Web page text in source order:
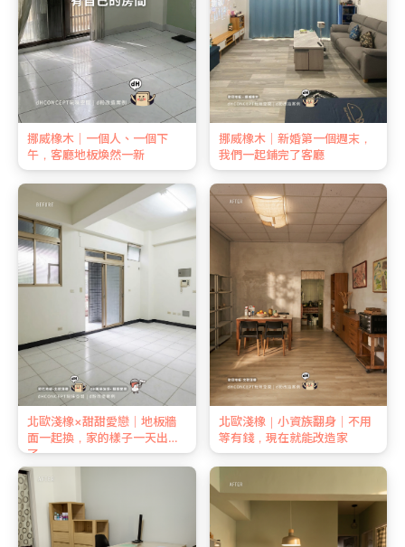
挪威橡木｜一個人、一個下
午，客廳地板煥然一新
挪威橡木｜新婚第一個週末，
我們一起鋪完了客廳
北歐淺橡×甜甜愛戀｜地板牆
面一起換，家的樣子一天出來
了
北歐淺橡｜小資族翻身｜不用
等有錢，現在就能改造家